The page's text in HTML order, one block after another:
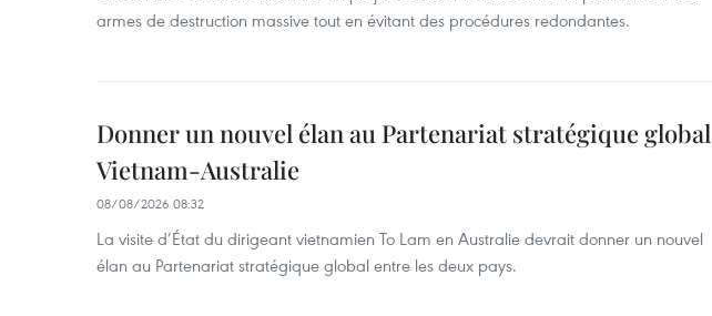
armes de destruction massive tout en évitant des procédures redondantes.
Donner un nouvel élan au Partenariat stratégique global
Vietnam-Australie
08/08/2026 08:32
La visite d’État du dirigeant vietnamien To Lam en Australie devrait donner un nouvel
élan au Partenariat stratégique global entre les deux pays.